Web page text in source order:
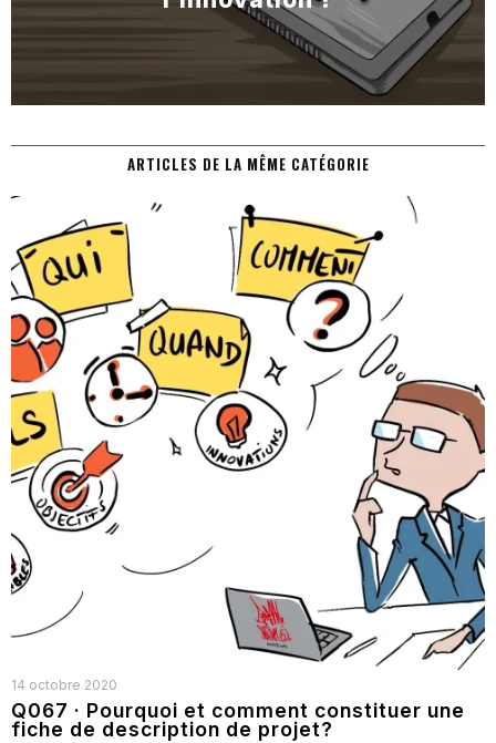
ARTICLES DE LA MÊME CATÉGORIE
14 octobre 2020
Q067 · Pourquoi et comment constituer une
fiche de description de projet?